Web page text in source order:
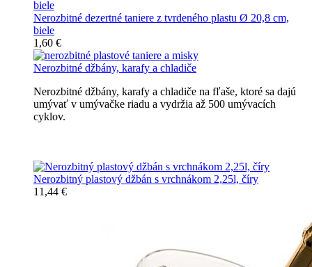
Nerozbitné dezertné taniere z tvrdeného plastu Ø 20,8 cm,
biele
1,60 €
Nerozbitné džbány, karafy a chladiče
Nerozbitné džbány, karafy a chladiče na fľaše, ktoré sa dajú
umývať v umývačke riadu a vydržia až 500 umývacích
cyklov.
Nerozbitný plastový džbán s vrchnákom 2,25l, číry
11,44 €